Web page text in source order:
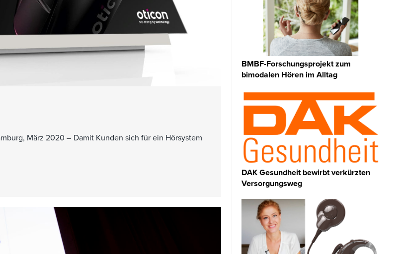
März 2020 – Damit Kunden sich für ein Hörsystem
BMBF-Forschungsprojekt zum
bimodalen Hören im Alltag
DAK Gesundheit bewirbt verkürzten
Versorgungsweg